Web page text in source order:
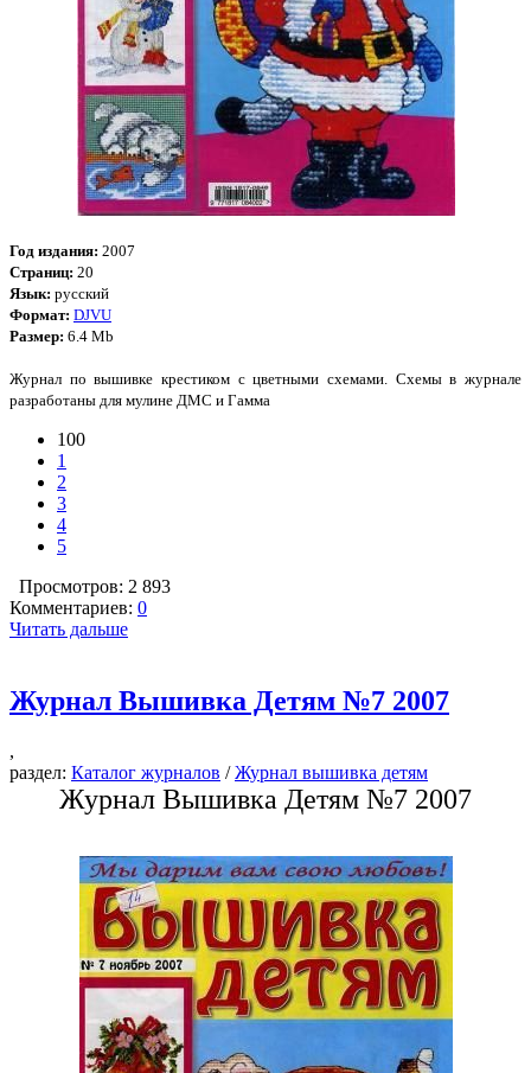
Год издания: 2007
Страниц: 20
Язык: русский
Формат: DJVU
Размер: 6.4 Mb
Журнал по вышивке крестиком с цветными схемами. Схемы в журнале
разработаны для мулине ДМС и Гамма
100
1
2
3
4
5
Просмотров: 2 893
Комментариев: 0
Читать дальше
Журнал Вышивка Детям №7 2007
,
раздел: Каталог журналов /Журнал вышивка детям
Журнал Вышивка Детям №7 2007